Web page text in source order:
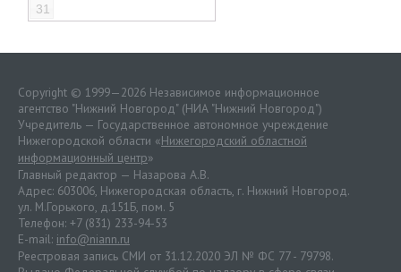
31
Copyright © 1999—2026 Независимое информационное
агентство "Нижний Новгород" (НИА "Нижний Новгород")
Учредитель — Государственное автономное учреждение
Нижегородской области «Нижегородский областной
информационный центр»
Главный редактор — Назарова А.В.
Адрес: 603006, Нижегородская область, г. Нижний Новгород.
ул. М.Горького, д.151Б, пом. 5
Телефон: +7 (831) 233-94-53
E-mail: info@niann.ru
Реестровая запись СМИ от 31.12.2020 ЭЛ № ФС 77 - 79798.